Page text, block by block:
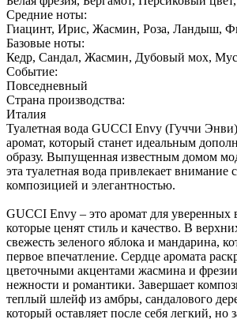
Средние ноты:
Гиацинт, Ирис, Жасмин, Роза, Ландыш,
Базовые ноты:
Кедр, Сандал, Жасмин, Дубовый мох,
Событие:
Повседневный
Страна производства:
Италия
Туалетная вода GUCCI Envy (Гуччи
аромат, который станет идеальным
образу. Выпущенная известным домом
эта туалетная вода привлекает внимание
композицией и элегантностью.
GUCCI Envy – это аромат для уверенных
которые ценят стиль и качество. В
свежесть зеленого яблока и мандарина,
первое впечатление. Сердце аромата
цветочными акцентами жасмина и
нежности и романтики. Завершает
теплый шлейф из амбры, сандалового
который оставляет после себя легкий,